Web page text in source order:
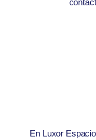
En Luxor